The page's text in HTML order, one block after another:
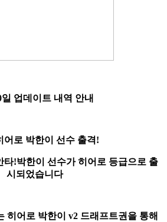
일 업데이트 내역 안내
어로 박한이 선수 출격!
타!박한이 선수가 히어로 등급으로 출
시되었습니다
히어로 박한이 v2 드래프트권을 통해